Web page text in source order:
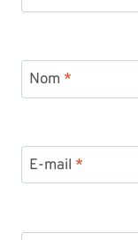
Nom *
E-mail *